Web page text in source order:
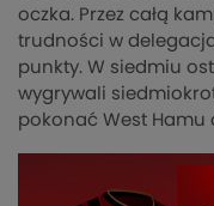
oczka. Przez całą
trudności w
punkty. W siedmiu
wygrywali
pokonać West Hamu